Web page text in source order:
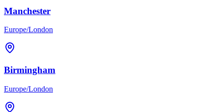
Manchester
Europe/London
Birmingham
Europe/London